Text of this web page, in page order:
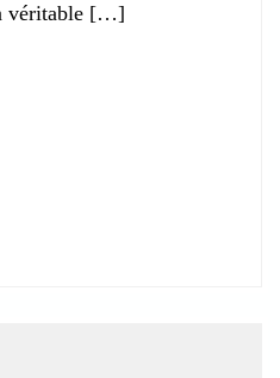
véritable